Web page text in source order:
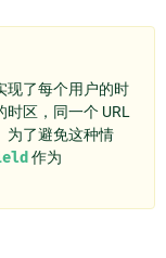
现了每个用户的时
区，同一个 URL
为了避免这种情
作为